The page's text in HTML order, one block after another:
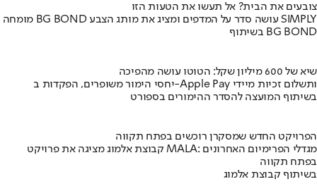
צובעים את הבית? אל תעשו את הטעות הזו
מומחה BG BOND עושה סדר על המדפים ומציג את מותג הצבע SIMPLY
בשיתוף BG BOND
שיא של 600 מיליון שקל: הטוטו עושה מהפיכה
יחסי הימור משופרים, הפקדות ב-Apple Pay ותשלום זכיות מיידי
בשיתוף המועצה להסדר ההימורים בספורט
הפרויקט החדש שמסקרן רוכשים בפתח תקווה
קבוצת אלמוג מציגה את פרויקט MALA: מגדלי הפרימיום האחרונים
בפתח תקווה
בשיתוף קבוצת אלמוג